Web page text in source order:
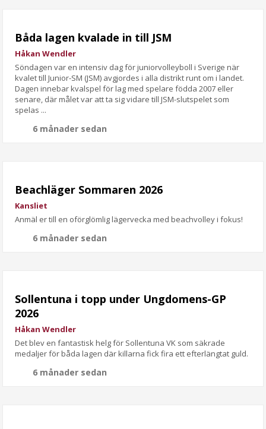
Båda lagen kvalade in till JSM
Håkan Wendler
Söndagen var en intensiv dag för juniorvolleyboll i Sverige när
kvalet till Junior-SM (JSM) avgjordes i alla distrikt runt om i landet.
Dagen innebar kvalspel för lag med spelare födda 2007 eller
senare, där målet var att ta sig vidare till JSM-slutspelet som
spelas ...
6 månader sedan
Beachläger Sommaren 2026
Kansliet
Anmäl er till en oförglömlig lägervecka med beachvolley i fokus!
6 månader sedan
Sollentuna i topp under Ungdomens-GP
2026
Håkan Wendler
Det blev en fantastisk helg för Sollentuna VK som säkrade
medaljer för båda lagen där killarna fick fira ett efterlängtat guld.
6 månader sedan